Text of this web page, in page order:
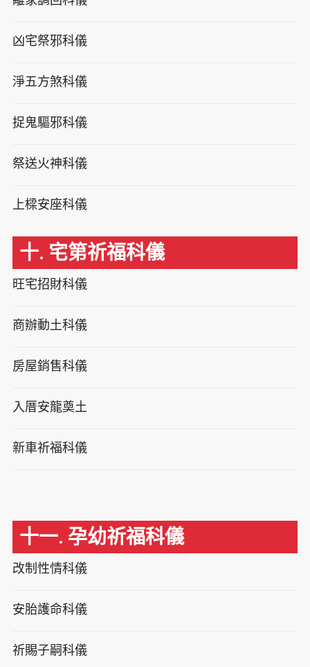
凶宅祭邪科儀
淨五方煞科儀
捉鬼驅邪科儀
祭送火神科儀
上樑安座科儀
十. 宅第祈福科儀
旺宅招財科儀
商辦動土科儀
房屋銷售科儀
入厝安龍奠土
新車祈福科儀
十一. 孕幼祈福科儀
改制性情科儀
安胎護命科儀
祈賜子嗣科儀